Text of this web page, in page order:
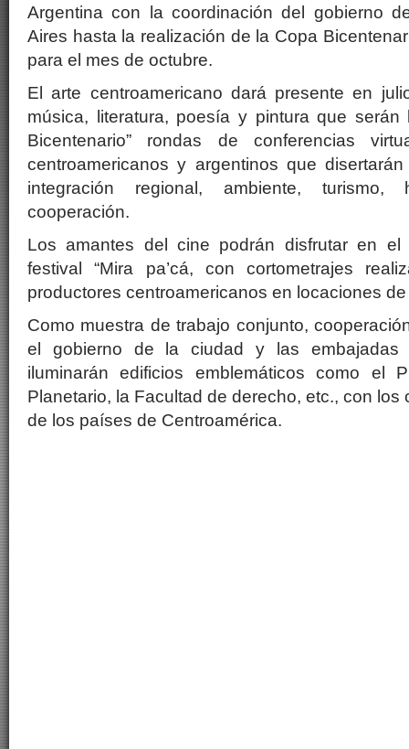
Argentina con la coordinación del gobierno
Aires hasta la realización de la Copa
para el mes de octubre.
El arte centroamericano dará presente en
música, literatura, poesía y pintura que serán
Bicentenario” rondas de conferencias
centroamericanos y argentinos que
integración regional, ambiente, turismo,
cooperación.
Los amantes del cine podrán disfrutar en
festival “Mira pa’cá, con cortometrajes
productores centroamericanos en locaciones
Como muestra de trabajo conjunto,
el gobierno de la ciudad y las embajadas
iluminarán edificios emblemáticos como el
Planetario, la Facultad de derecho, etc., con los
de los países de Centroamérica.